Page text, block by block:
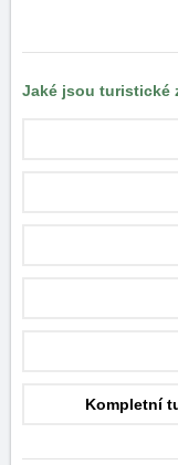
Jaké jsou turistické
Kompletní